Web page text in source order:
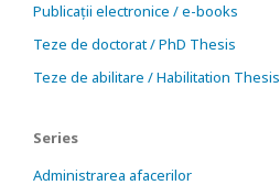
Publicații electronice / e-books
Teze de doctorat / PhD Thesis
Teze de abilitare / Habilitation Thesis
Series
Administrarea afacerilor